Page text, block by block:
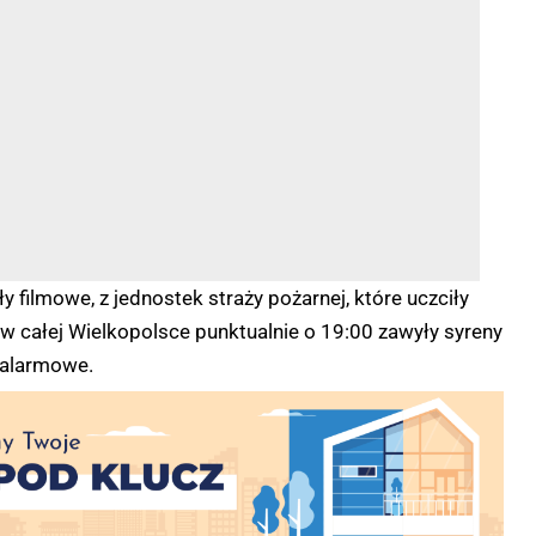
filmowe, z jednostek straży pożarnej, które uczciły
całej Wielkopolsce punktualnie o 19:00 zawyły syreny
alarmowe.